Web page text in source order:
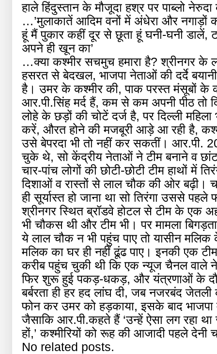
हाले हिंदुस्तान के मौजूदा हश्र पर पाब्लो
…’मुलाकातें आदिम वनों में अंधेरा और नगाड़ों
हूं मैं पुकार कहीं दूर से छूता हूं घनी-घनी डालें,
अपने ही खून का’
…क्या कश्मीर सचमुच हमारा है? श्रीनगर के
हसरत से बेदखल, भाजपा नेताओं की दर्दे
है। उमर के कश्मीर की, पाक परस्त मंसूबों के
आर.पी.सिंह मर्द हैं, कम से कम अपनी पीठ तो
लोहे के छड़ों की चोटें दर्ज है, पर दिल्ली महिला
करें, औरत होने की मजबूरी आड़े आ रही है,
उसे बेपरदा भी तो नहीं कर सकतीं। आर.पी.
चुके थे, सो केंद्रीय नेताओं ने टीम बनाने व छांटने
चार-पांच लोगों की छोटी-छोटी टीम हाथों में
दिशाओं व रास्तों से लाल चौक की ओर बढ़ी।
ही सूर्यास्त हो जाना था सो तिरंगा उससे
श्रीनगर स्थित ब्रॉडवे होटल से टीम के एक
भी चौकस थी और टीम भी। पर मामला
ये लाल चौक न भी पहुंच पाए तो यासीन
मलिक का घर ही नहीं ढूंढ पाए। इनकी एक
करीब पहुंच चुकी थी कि एक न्यूज चैनल वाले
फिर शुरू हुई पकड़-धकड़, और यंत्रणाओं के
बर्बरता ही हर हद लांघ दी, जब नजरबंद
फोन कर उमर को हड़काया, इसके बाद
जैसाकि आर.पी.कहते हैं ‘उन्हें ऐसा लग रहा
हों,’ कश्मीरियों को रूह की आजादी पहले देनी
No related posts.